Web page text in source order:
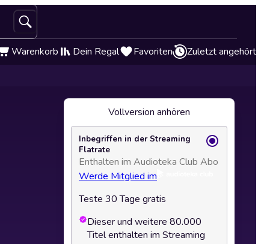
Warenkorb Dein Regal Favoriten Zuletzt angehört
Vollversion anhören
Inbegriffen in der Streaming
Flatrate
Enthalten im Audioteka Club Abo
Werde Mitglied im
Teste 30 Tage gratis
Dieser und weitere 80.000
Titel enthalten im Streaming